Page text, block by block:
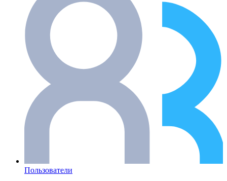
Пользователи